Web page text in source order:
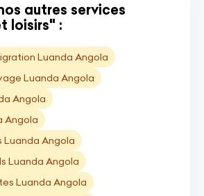
autres services
loisirs" :
Luanda Angola
Luanda Angola
Angola
Angola
Luanda Angola
Luanda Angola
Luanda Angola